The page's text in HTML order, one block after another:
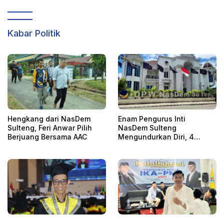
Kabar Politik
Hengkang dari NasDem
Sulteng, Feri Anwar Pilih
Berjuang Bersama AAC
Enam Pengurus Inti
NasDem Sulteng
Mengundurkan Diri, 4